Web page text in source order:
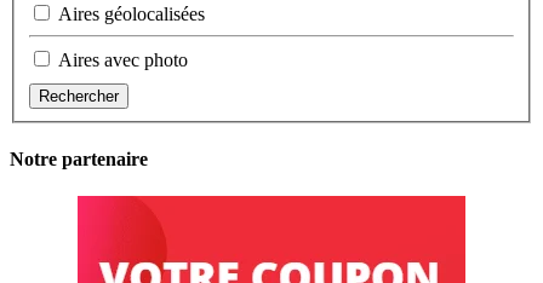
Aires géolocalisées
Aires avec photo
Rechercher
Notre partenaire